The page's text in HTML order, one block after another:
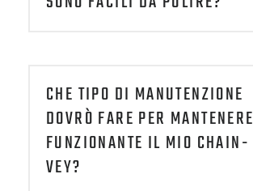
CHE TIPO DI MANUTENZIONE
DOVRÒ FARE PER MANTENERE
FUNZIONANTE IL MIO CHAIN-
VEY?